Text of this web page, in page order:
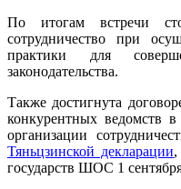
По итогам встречи
сотрудничество при
практики для
законодательства.
Также достигнута
конкурентных
организации
Тяньцзинской декларации,
государств ШОС 1